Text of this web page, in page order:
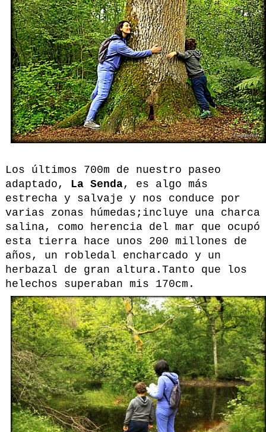
Los últimos 700m de nuestro paseo
adaptado, La Senda, es algo más
estrecha y salvaje y nos conduce por
varias zonas húmedas;incluye una charca
salina, como herencia del mar que ocupó
esta tierra hace unos 200 millones de
años, un robledal encharcado y un
herbazal de gran altura.Tanto que los
helechos superaban mis 170cm.